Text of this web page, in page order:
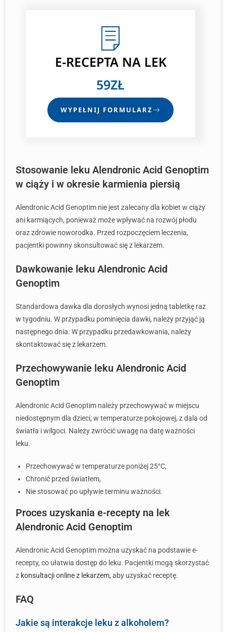
E-RECEPTA NA LEK
59ZŁ
WYPEŁNIJ FORMULARZ
Stosowanie leku Alendronic Acid Genoptim
w ciąży i w okresie karmienia piersią
Alendronic Acid Genoptim nie jest zalecany dla kobiet w ciąży
ani karmiących, ponieważ może wpływać na rozwój płodu
oraz zdrowie noworodka. Przed rozpoczęciem leczenia,
pacjentki powinny skonsultować się z lekarzem.
Dawkowanie leku Alendronic Acid
Genoptim
Standardowa dawka dla dorosłych wynosi jedną tabletkę raz
w tygodniu. W przypadku pominięcia dawki, należy przyjąć ją
następnego dnia. W przypadku przedawkowania, należy
skontaktować się z lekarzem.
Przechowywanie leku Alendronic Acid
Genoptim
Alendronic Acid Genoptim należy przechowywać w miejscu
niedostępnym dla dzieci, w temperaturze pokojowej, z dala od
światła i wilgoci. Należy zwrócić uwagę na datę ważności
leku.
Przechowywać w temperaturze poniżej 25°C,
Chronić przed światłem,
Nie stosować po upływie terminu ważności.
Proces uzyskania e-recepty na lek
Alendronic Acid Genoptim
Alendronic Acid Genoptim można uzyskać na podstawie e-
recepty, co ułatwia dostęp do leku. Pacjentki mogą skorzystać
z konsultacji online z lekarzem, aby uzyskać receptę.
FAQ
Jakie są interakcje leku z alkoholem?